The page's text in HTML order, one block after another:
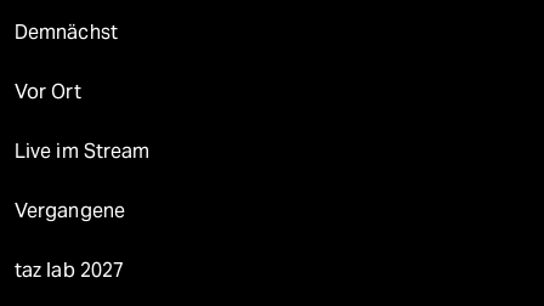
Demnächst
Vor Ort
Live im Stream
Vergangene
taz lab 2027